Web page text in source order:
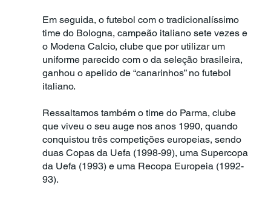
Em seguida, o futebol com o tradicionalíssimo
time do Bologna, campeão italiano sete vezes e
o Modena Calcio, clube que por utilizar um
uniforme parecido com o da seleção brasileira,
ganhou o apelido de “canarinhos” no futebol
italiano.
Ressaltamos também o time do Parma, clube
que viveu o seu auge nos anos 1990, quando
conquistou três competições europeias, sendo
duas Copas da Uefa (1998-99), uma Supercopa
da Uefa (1993) e uma Recopa Europeia (1992-
93).